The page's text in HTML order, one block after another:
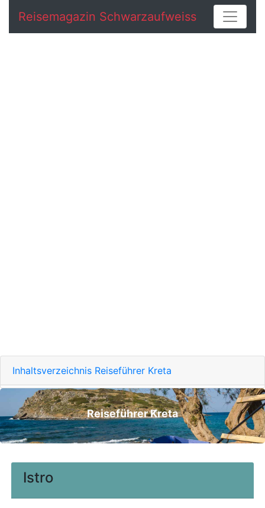
Reisemagazin Schwarzaufweiss
Inhaltsverzeichnis Reiseführer Kreta
Reiseführer Kreta
Istro